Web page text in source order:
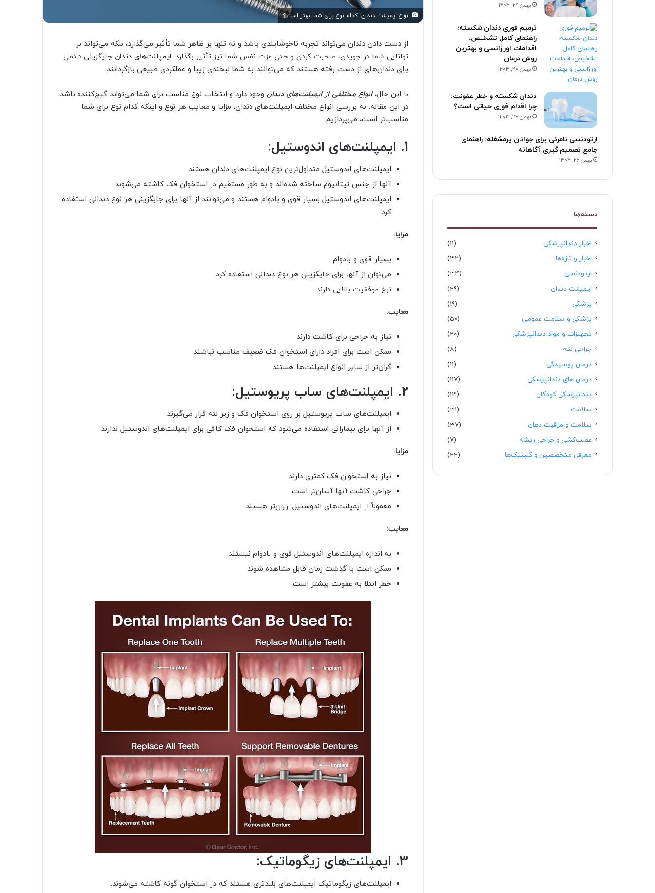
انواع ایمپلنت دندان: کدام نوع برای شما بهتر است؟
از دست دادن دندان می‌تواند تجربه ناخوشایندی باشد و نه تنها بر ظاهر شما تأثیر می‌گذارد، بلکه می‌تواند بر
توانایی شما در جویدن، صحبت کردن و حتی عزت نفس شما نیز تأثیر بگذارد. ایمپلنت‌های دندان جایگزینی دائمی
برای دندان‌های از دست رفته هستند که می‌توانند به شما لبخندی زیبا و عملکردی طبیعی بازگردانند.
با این حال،انواع مختلفی از ایمپلنت‌های دندان وجود دارد و انتخاب نوع مناسب برای شما می‌تواند گیج‌کننده باشد.
در این مقاله، به بررسی انواع مختلف ایمپلنت‌های دندان، مزایا و معایب هر نوع و اینکه کدام نوع برای شما
مناسب‌تر است، می‌پردازیم.
1. ایمپلنت‌های اندوستیل:
ایمپلنت‌های اندوستیل متداول‌ترین نوع ایمپلنت‌های دندان هستند.
آنها از جنس تیتانیوم ساخته شده‌اند و به طور مستقیم در استخوان فک کاشته می‌شوند.
ایمپلنت‌های اندوستیل بسیار قوی و بادوام هستند و می‌توانند از آنها برای جایگزینی هر نوع دندانی استفاده
کرد.
مزایا:
بسیار قوی و بادوام
می‌توان از آنها برای جایگزینی هر نوع دندانی استفاده کرد
نرخ موفقیت بالایی دارند
معایب:
نیاز به جراحی برای کاشت دارند
ممکن است برای افراد دارای استخوان فک ضعیف مناسب نباشند
گران‌تر از سایر انواع ایمپلنت‌ها هستند
2. ایمپلنت‌های ساب پریوستیل:
ایمپلنت‌های ساب پریوستیل بر روی استخوان فک و زیر لثه قرار می‌گیرند.
از آنها برای بیمارانی استفاده می‌شود که استخوان فک کافی برای ایمپلنت‌های اندوستیل ندارند.
مزایا:
نیاز به استخوان فک کمتری دارند
جراحی کاشت آنها آسان‌تر است
معمولاً از ایمپلنت‌های اندوستیل ارزان‌تر هستند
معایب:
به اندازه ایمپلنت‌های اندوستیل قوی و بادوام نیستند
ممکن است با گذشت زمان قابل مشاهده شوند
خطر ابتلا به عفونت بیشتر است
3. ایمپلنت‌های زیگوماتیک:
ایمپلنت‌های زیگوماتیک ایمپلنت‌های بلندتری هستند که در استخوان گونه کاشته می‌شوند.
بهمن 29, 1404
ترمیم فوری دندان شکسته؛
راهنمای کامل تشخیص،
اقدامات اورژانسی و بهترین
روش درمان
بهمن 28, 1404
دندان شکسته و خطر عفونت:
چرا اقدام فوری حیاتی است؟
بهمن 27, 1404
ارتودنسی نامرئی برای جوانان پرمشغله: راهنمای
جامع تصمیم گیری آگاهانه
بهمن 26, 1404
دسته‌ها
اخبار دندانپزشکی
(11)
اخبار و تازه‌ها
(32)
ارتودنسی
(34)
ایمپلنت دندان
(29)
پزشکی
(19)
پزشکی و سلامت عمومی
(50)
تجهیزات و مواد دندانپزشکی
(20)
جراحی لثه
(8)
درمان پوسیدگی
(11)
درمان های دندانپزشکی
(117)
دندانپزشکی کودکان
(13)
سلامت
(31)
سلامت و مراقبت دهان
(37)
عصب‌کشی و جراحی ریشه
(7)
معرفی متخصصین و کلینیک‌ها
(22)